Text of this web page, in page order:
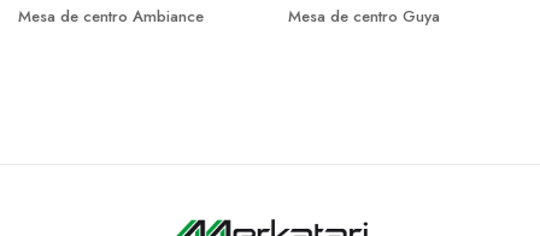
Mesa de centro Ambiance Mesa de centro Guya